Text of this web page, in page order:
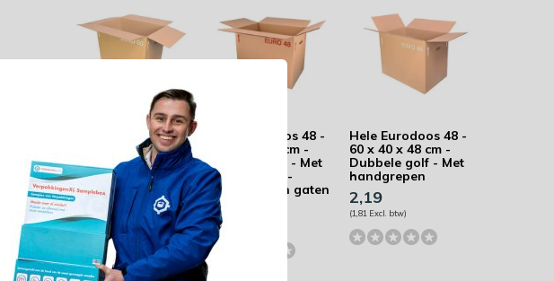
Hele Eurodoos 60 -
60 x 40 x 60 cm -
Dubbele golf - Met
handgrepen
2,37
(1,96 Excl. btw)
Hele Eurodoos 48 -
60 x 40 x 48 cm -
Dubbele golf - Met
handgrepen -
Voorzien van gaten
3,39
(2,80 Excl. btw)
Hele Eurodoos 48 -
60 x 40 x 48 cm -
Dubbele golf - Met
handgrepen
2,19
(1,81 Excl. btw)